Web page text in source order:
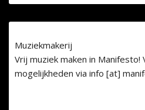
Muziekmakerij
Vrij muziek maken in Manifesto!
mogelijkheden via info [at]